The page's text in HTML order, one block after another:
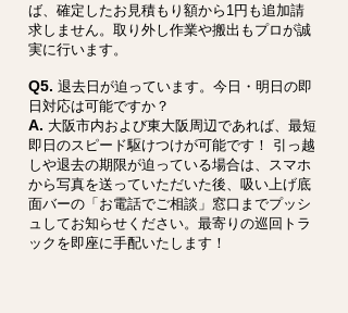
ば、確定したお見積もり額から1円も追加請
求しません。取り外し作業や搬出もプロが誠
実に行います。
Q5. 退去日が迫っています。今日・明日の即
日対応は可能ですか？
A. 大阪市内および東大阪周辺であれば、最短
即日のスピード駆けつけが可能です！ 引っ越
しや退去の期限が迫っている場合は、スマホ
から写真を送っていただいた後、吸い上げ底
面バーの「お電話でご相談」窓口までプッシ
ュしてお知らせください。最寄りの巡回トラ
ックを即座に手配いたします！